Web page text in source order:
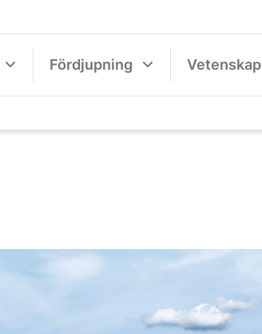
Fördjupning Vetenskap